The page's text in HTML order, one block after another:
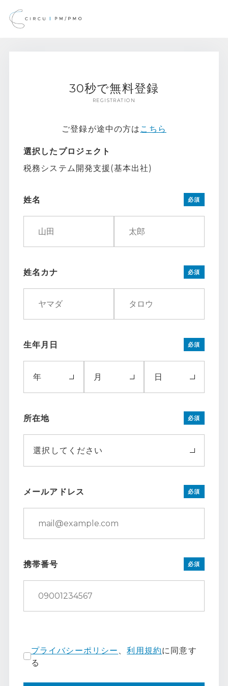
30秒で無料登録
REGISTRATION
ご登録が途中の方は こちら
選択したプロジェクト
税務システム開発支援(基本出社)
姓名 必須
姓名カナ 必須
生年月日 必須
年 月 日
所在地 必須
選択してください
メールアドレス 必須
携帯番号 必須
プライバシーポリシー 、利用規約に同意す
る